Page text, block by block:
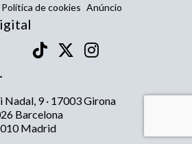
Política de cookies Anúncio
9 · 17003 Girona
Barcelona
Madrid